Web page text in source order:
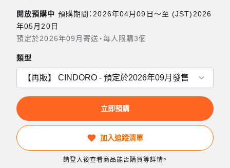
開放預購中 預購期間：2026年04月09日〜至 (JST)2026
年05月20日
預定於2026年09月寄送・每人限購3個
類型
立即預購
加入追蹤清單
請登入後查看商品能否購買等詳情。